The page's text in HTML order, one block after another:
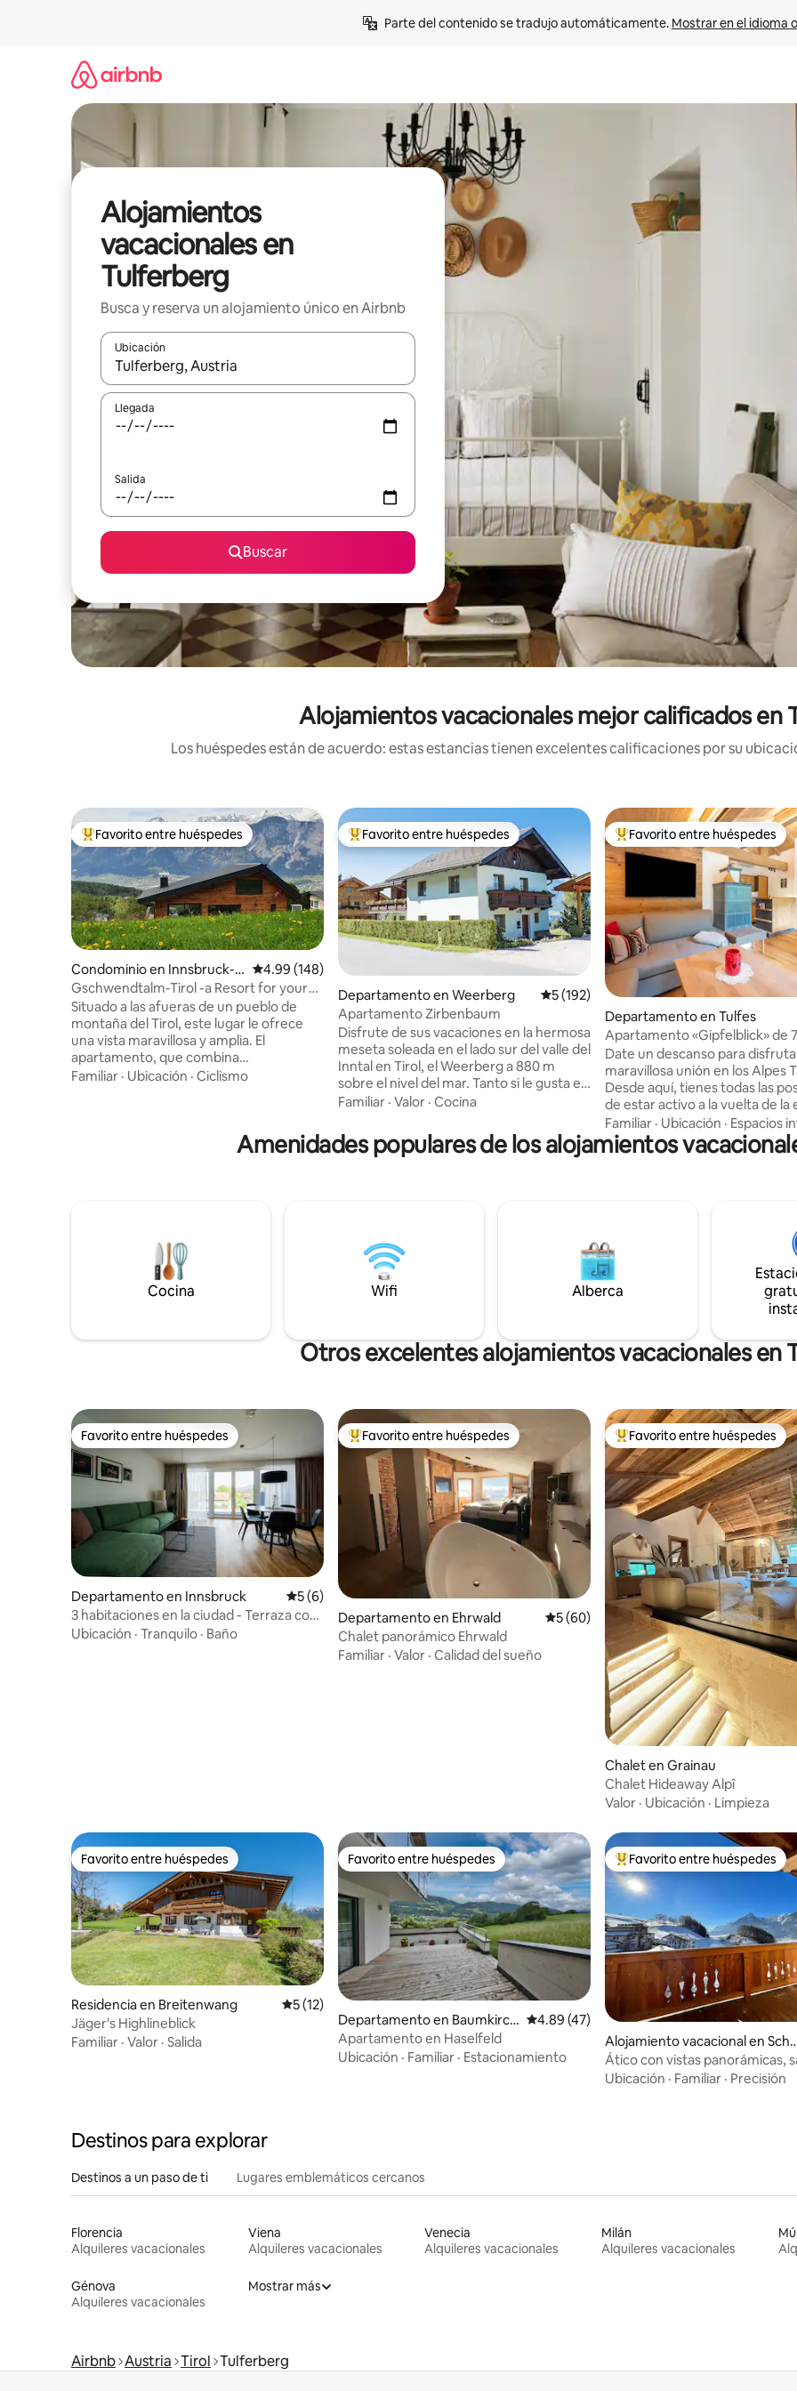
Parte del contenido se tradujo automáticamente. Mostrar en el idioma
Alojamientos
vacacionales en
Tulferberg
Busca y reserva un alojamiento único en Airbnb
Ubicación
Cuando los resultados estén disponibles, podrás navegar usando las teclas de las flechas hacia arriba y hacia abajo, o
Llegada
Salida
Buscar
Alojamientos vacacionales mejor calificados en
Los huéspedes están de acuerdo: estas estancias tienen excelentes calificaciones por su
De los mejores en Favorito entre huéspedes
Favorito entre huéspedes
Condominio en Innsbruck-L
and
Calificación promedio: 4.99 de 5; 148 evaluaciones
4.99 (148)
Gschwendtalm-Tirol -a Resort for your
Take-Time
Situado a las afueras de un pueblo de
montaña del Tirol, este lugar le ofrece
una vista maravillosa y amplia. El
apartamento, que combina
amorosamente tradición y modernidad,
de montaña en verano e invierno. Sin
embargo, incluso aquellos que
sauna tomamos una pequeña feey. La
cocina está bien equipada .
Familiar · Ubicación · Ciclismo
De los mejores en Favorito entre huéspedes
Favorito entre huéspedes
Departamento en Weerberg Calificación promedio: 5 de 5; 192
5 (192)
Apartamento Zirbenbaum
Disfrute de sus vacaciones en la hermosa
meseta soleada en el lado sur del valle del
Inntal en Tirol, el Weerberg a 880 m
sobre el nivel del mar. Tanto si le gusta el
senderismo, el ciclismo de montaña o
Schwaz a 9 km, o en Innsbruck a unos 20
km, en el valle de Zillertal a unos 30 km,
supermercado están a 10 minutos a pie.
Familiar · Valor · Cocina
De los mejores en Favorito
Favorito entre huéspedes
Departamento en Tulfes
Apartamento «Gipfelblick» de
Heissangerer
Date un descanso para
maravillosa unión en los Alpes
Desde aquí, tienes todas las
de estar activo a la vuelta de la
En verano puedes disfrutar de
innumerables rutas de
senderos para bicicletas de
también te invita a pasear por
pintorescos callejones. Escápate sí, pero
el ajetreo y el bullicio no? ¡Tu
para días de relajación!
Familiar · Ubicación · Espacios
Amenidades populares de los alojamientos
Cocina Wifi Alberca
Otros excelentes alojamientos vacacionales en
Favorito entre huéspedes
Favorito entre huéspedes
Departamento en Innsbruck Calificación promedio: 5 de 5; 6 evaluaciones
5 (6)
3 habitaciones en la ciudad - Terraza con
vista al valle del Inn
Ubicación · Tranquilo · Baño
De los mejores en Favorito entre huéspedes
Favorito entre huéspedes
Departamento en Ehrwald Calificación promedio: 5 de 5; 60
5 (60)
Chalet panorámico Ehrwald
Familiar · Valor · Calidad del sueño
De los mejores en Favorito
Favorito entre huéspedes
Chalet en Grainau
Chalet Hideaway Alpî
Valor · Ubicación · Limpieza
Favorito entre huéspedes
Favorito entre huéspedes
Residencia en Breitenwang Calificación promedio: 5 de 5; 12 evaluaciones
5 (12)
Jäger's Highlineblick
Familiar · Valor · Salida
Favorito entre huéspedes
Favorito entre huéspedes
Departamento en Baumkirch
en
Calificación promedio: 4.89 de 5; 47
4.89 (47)
Apartamento en Haselfeld
Ubicación · Familiar · Estacionamiento
De los mejores en Favorito
Favorito entre huéspedes
Alojamiento vacacional en
az
Ático con vistas panorámicas,
balcón grande
Ubicación · Familiar · Precisión
Destinos para explorar
Destinos a un paso de ti Lugares emblemáticos cercanos
Florencia
Alquileres vacacionales
Viena
Alquileres vacacionales
Venecia
Alquileres vacacionales
Milán
Alquileres vacacionales
Génova
Alquileres vacacionales
Mostrar más
Airbnb Austria Tirol Tulferberg